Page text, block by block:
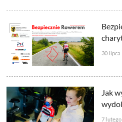
30 lipca
Jak
7